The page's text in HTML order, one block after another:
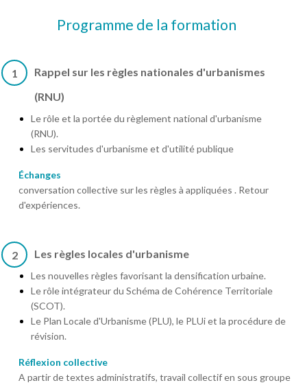
Programme de la formation
1
Rappel sur les règles nationales d'urbanismes
(RNU)
Le rôle et la portée du règlement national d'urbanisme
(RNU).
Les servitudes d'urbanisme et d'utilité publique
Échanges
conversation collective sur les règles à appliquées . Retour
d'expériences.
2 Les règles locales d'urbanisme
Les nouvelles règles favorisant la densification urbaine.
Le rôle intégrateur du Schéma de Cohérence Territoriale
(SCOT).
Le Plan Locale d'Urbanisme (PLU), le PLUi et la procédure de
révision.
Réflexion collective
A partir de textes administratifs, travail collectif en sous groupe